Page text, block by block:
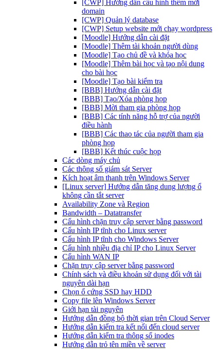
[CWP] Hướng dẫn cấu hình thêm mới
domain
[CWP] Quản lý database
[CWP] Setup website mới chạy wordpress
[Moodle] Hướng dẫn cài đặt
[Moodle] Thêm tài khoản người dùng
[Moodle] Tạo chủ đề và khóa học
[Moodle] Thêm bài học và tạo nội dung
cho bài học
[Moodle] Tạo bài kiểm tra
[BBB] Hướng dẫn cài đặt
[BBB] Tạo/Xóa phòng họp
[BBB] Mời tham gia phòng họp
[BBB] Các tính năng hỗ trợ của người
điều hành
[BBB] Các thao tác của người tham gia
phòng họp
[BBB] Kết thúc cuộc họp
Các dòng máy chủ
Các thông số giám sát Server
Kích hoạt âm thanh trên Windows Server
[Linux server] Hướng dẫn tăng dung lượng ổ
không cần tắt server
Availability Zone và Region
Bandwidth – Datatransfer
Cấu hình chặn truy cập server bằng password
Cấu hình IP tĩnh cho Linux server
Cấu hình IP tĩnh cho Windows Server
Cấu hình nhiều địa chỉ IP cho Linux Server
Cấu hình WAN IP
Chặn truy cập server bằng password
Chính sách và điều khoản sử dụng đối với tài
nguyên dài hạn
Chọn ổ cứng SSD hay HDD
Copy file lên Windows Server
Giới hạn tài nguyên
Hướng dẫn đồng bộ thời gian trên Cloud Server
Hướng dẫn kiểm tra kết nối đến cloud server
Hướng dẫn kiểm tra thông số inodes
Hướng dẫn trỏ tên miền về server